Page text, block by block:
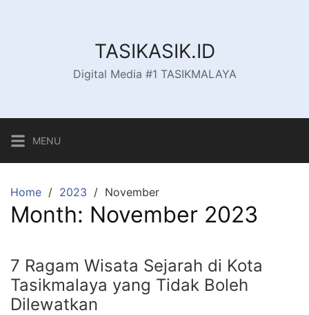
TASIKASIK.ID
Digital Media #1 TASIKMALAYA
MENU
Home 2023 November
Month: November 2023
7 Ragam Wisata Sejarah di Kota
Tasikmalaya yang Tidak Boleh
Dilewatkan